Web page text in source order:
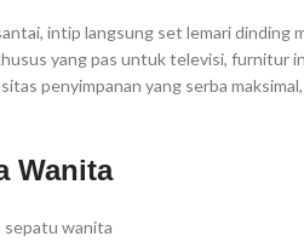
intip langsung set lemari dinding
yang pas untuk televisi, furnitur
penyimpanan yang serba
Wanita